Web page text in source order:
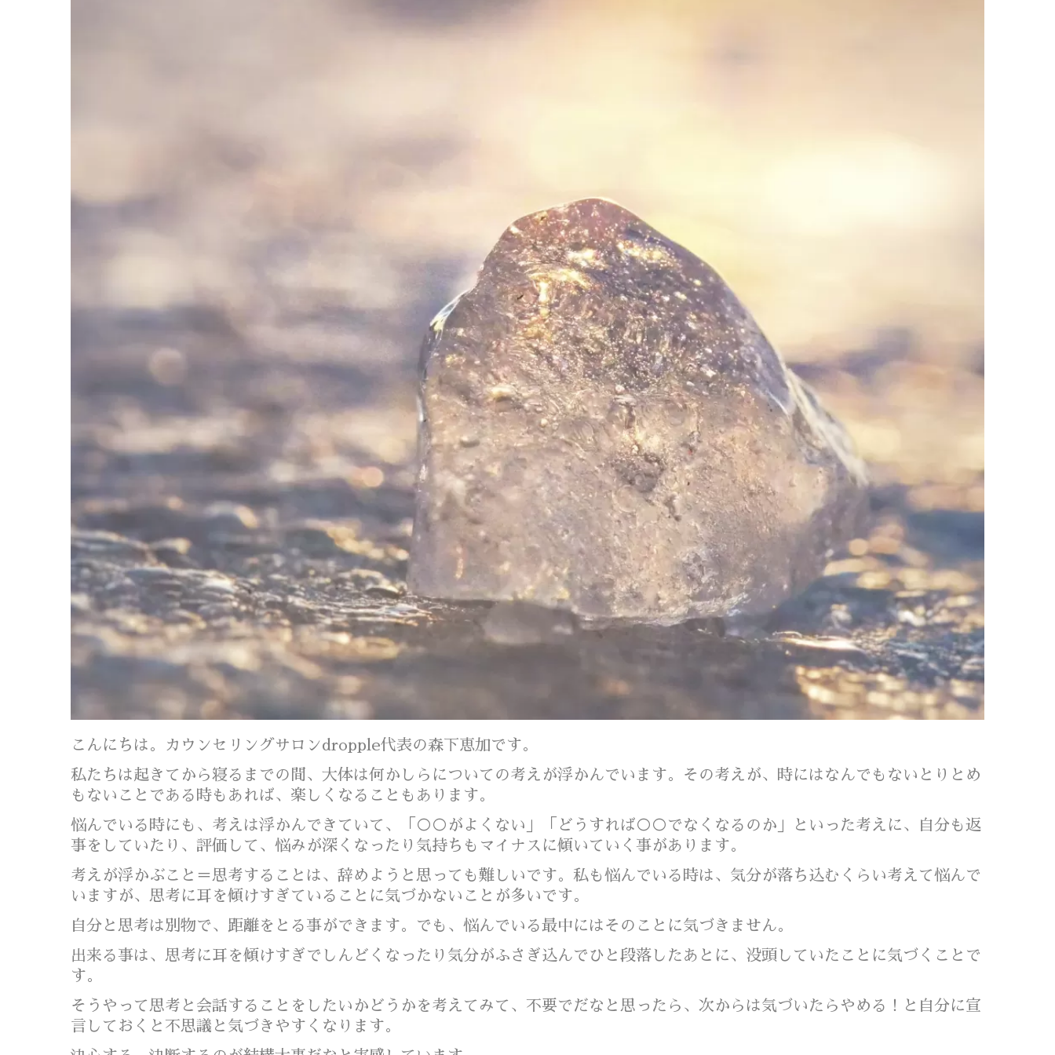
こんにちは。カウンセリングサロンdropple代表の森下恵加です。
私たちは起きてから寝るまでの間、大体は何かしらについての考えが浮かんでいます。その考えが、時にはなんでもないとりとめ
もないことである時もあれば、楽しくなることもあります。
悩んでいる時にも、考えは浮かんできていて、「○○がよくない」「どうすれば○○でなくなるのか」といった考えに、自分も返
事をしていたり、評価して、悩みが深くなったり気持ちもマイナスに傾いていく事があります。
考えが浮かぶこと＝思考することは、辞めようと思っても難しいです。私も悩んでいる時は、気分が落ち込むくらい考えて悩んで
いますが、思考に耳を傾けすぎていることに気づかないことが多いです。
自分と思考は別物で、距離をとる事ができます。でも、悩んでいる最中にはそのことに気づきません。
出来る事は、思考に耳を傾けすぎでしんどくなったり気分がふさぎ込んでひと段落したあとに、没頭していたことに気づくことで
す。
そうやって思考と会話することをしたいかどうかを考えてみて、不要でだなと思ったら、次からは気づいたらやめる！と自分に宣
言しておくと不思議と気づきやすくなります。